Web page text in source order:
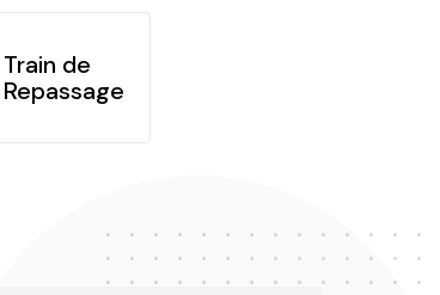
Train de
Repassage